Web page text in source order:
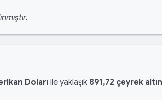
Doları ile yaklaşık 891,72 çeyrek altın